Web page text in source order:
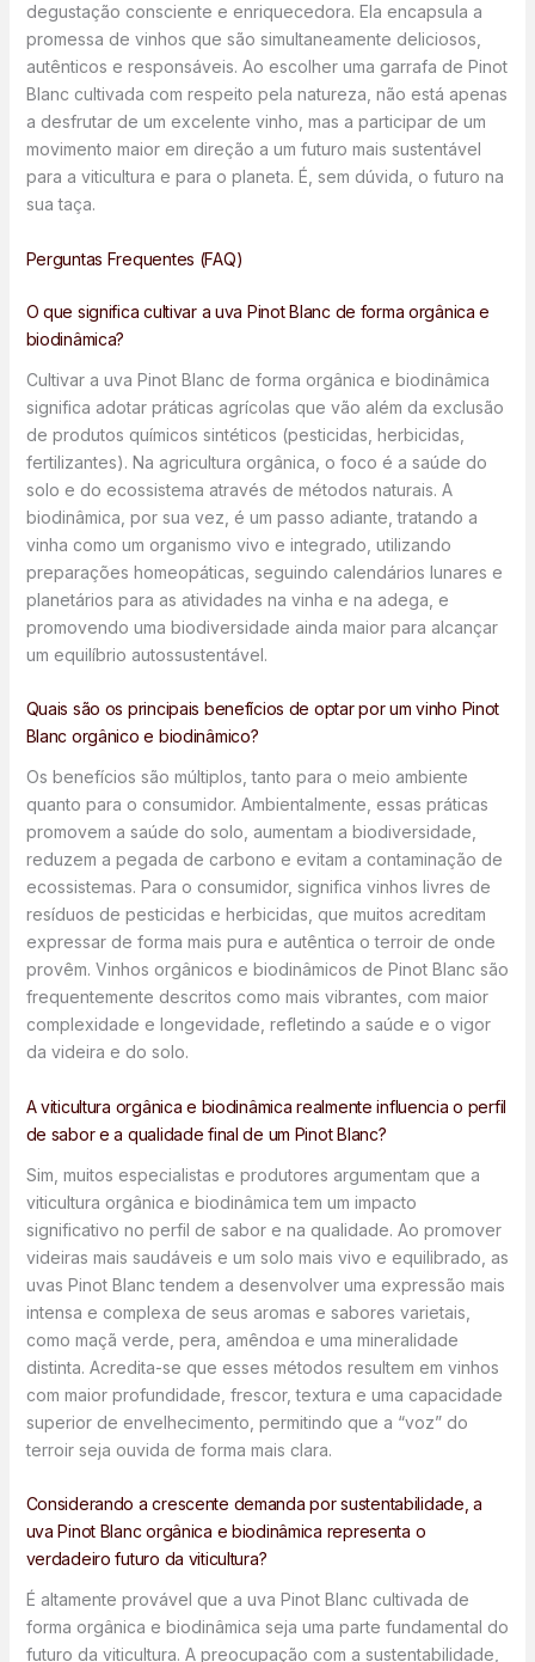
degustação consciente e enriquecedora. Ela encapsula a
promessa de vinhos que são simultaneamente deliciosos,
autênticos e responsáveis. Ao escolher uma garrafa de Pinot
Blanc cultivada com respeito pela natureza, não está apenas
a desfrutar de um excelente vinho, mas a participar de um
movimento maior em direção a um futuro mais sustentável
para a viticultura e para o planeta. É, sem dúvida, o futuro na
sua taça.
Perguntas Frequentes (FAQ)
O que significa cultivar a uva Pinot Blanc de forma orgânica e
biodinâmica?
Cultivar a uva Pinot Blanc de forma orgânica e biodinâmica
significa adotar práticas agrícolas que vão além da exclusão
de produtos químicos sintéticos (pesticidas, herbicidas,
fertilizantes). Na agricultura orgânica, o foco é a saúde do
solo e do ecossistema através de métodos naturais. A
biodinâmica, por sua vez, é um passo adiante, tratando a
vinha como um organismo vivo e integrado, utilizando
preparações homeopáticas, seguindo calendários lunares e
planetários para as atividades na vinha e na adega, e
promovendo uma biodiversidade ainda maior para alcançar
um equilíbrio autossustentável.
Quais são os principais benefícios de optar por um vinho Pinot
Blanc orgânico e biodinâmico?
Os benefícios são múltiplos, tanto para o meio ambiente
quanto para o consumidor. Ambientalmente, essas práticas
promovem a saúde do solo, aumentam a biodiversidade,
reduzem a pegada de carbono e evitam a contaminação de
ecossistemas. Para o consumidor, significa vinhos livres de
resíduos de pesticidas e herbicidas, que muitos acreditam
expressar de forma mais pura e autêntica o terroir de onde
provêm. Vinhos orgânicos e biodinâmicos de Pinot Blanc são
frequentemente descritos como mais vibrantes, com maior
complexidade e longevidade, refletindo a saúde e o vigor
da videira e do solo.
A viticultura orgânica e biodinâmica realmente influencia o perfil
de sabor e a qualidade final de um Pinot Blanc?
Sim, muitos especialistas e produtores argumentam que a
viticultura orgânica e biodinâmica tem um impacto
significativo no perfil de sabor e na qualidade. Ao promover
videiras mais saudáveis e um solo mais vivo e equilibrado, as
uvas Pinot Blanc tendem a desenvolver uma expressão mais
intensa e complexa de seus aromas e sabores varietais,
como maçã verde, pera, amêndoa e uma mineralidade
distinta. Acredita-se que esses métodos resultem em vinhos
com maior profundidade, frescor, textura e uma capacidade
superior de envelhecimento, permitindo que a “voz” do
terroir seja ouvida de forma mais clara.
Considerando a crescente demanda por sustentabilidade, a
uva Pinot Blanc orgânica e biodinâmica representa o
verdadeiro futuro da viticultura?
É altamente provável que a uva Pinot Blanc cultivada de
forma orgânica e biodinâmica seja uma parte fundamental do
futuro da viticultura. A preocupação com a sustentabilidade,